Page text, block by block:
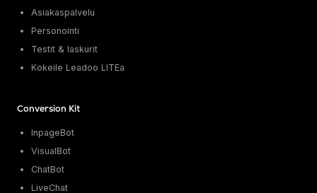
Asiakaspalvelu
Personointi
Testit & laskurit
Kokeile Leadoo LITEa
Conversion Kit
InpageBot
VisualBot
ChatBot
LiveChat